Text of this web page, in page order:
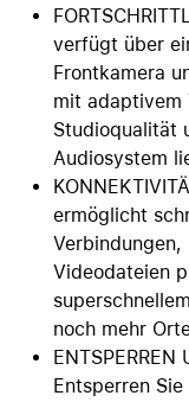
verfügt über
Frontkamera
mit adaptivem
Studioqualität
Audiosystem
ermöglicht
Verbindungen,
Videodateien
noch mehr
ENTSPERREN
Entsperren